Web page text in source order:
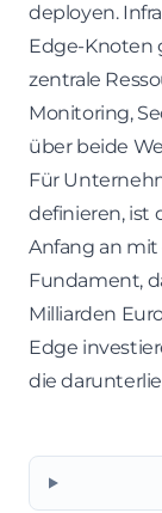
deployen.
Edge-Knoten
zentrale
Monitoring,
über beide
Für
definieren, ist
Anfang an mit
Fundament,
Milliarden
Edge
die